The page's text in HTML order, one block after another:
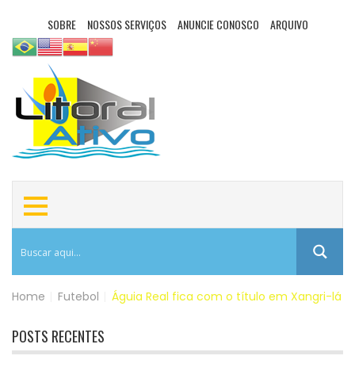
SOBRE NOSSOS SERVIÇOS ANUNCIE CONOSCO ARQUIVO
Home Futebol Águia Real fica com o título em Xangri-lá
POSTS RECENTES